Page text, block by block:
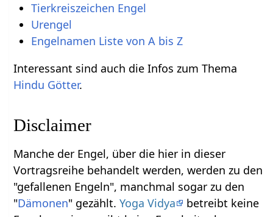
Tierkreiszeichen Engel
Urengel
Engelnamen Liste von A bis Z
Interessant sind auch die Infos zum Thema
Hindu Götter.
Disclaimer
Manche der Engel, über die hier in dieser
Vortragsreihe behandelt werden, werden zu den
"gefallenen Engeln", manchmal sogar zu den
"Dämonen" gezählt.Yoga Vidya
betreibt keine